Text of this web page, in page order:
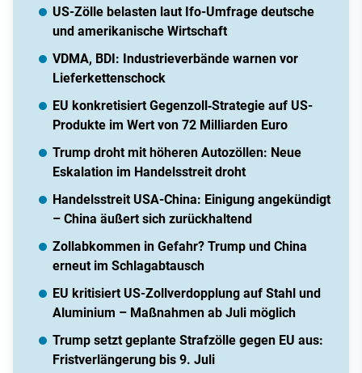
US-Zölle belasten laut Ifo-Umfrage deutsche
und amerikanische Wirtschaft
VDMA, BDI: Industrieverbände warnen vor
Lieferkettenschock
EU konkretisiert Gegenzoll‑Strategie auf US-
Produkte im Wert von 72 Milliarden Euro
Trump droht mit höheren Autozöllen: Neue
Eskalation im Handelsstreit droht
Handelsstreit USA-China: Einigung angekündigt
– China äußert sich zurückhaltend
Zollabkommen in Gefahr? Trump und China
erneut im Schlagabtausch
EU kritisiert US-Zollverdopplung auf Stahl und
Aluminium – Maßnahmen ab Juli möglich
Trump setzt geplante Strafzölle gegen EU aus:
Fristverlängerung bis 9. Juli